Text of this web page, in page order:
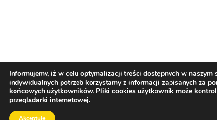
Informujemy, iż w celu optymalizacji treści dostępnych w
indywidualnych potrzeb korzystamy z informacji zapisanych za
końcowych użytkowników. Pliki cookies użytkownik może
przeglądarki internetowej.
Akceptuję